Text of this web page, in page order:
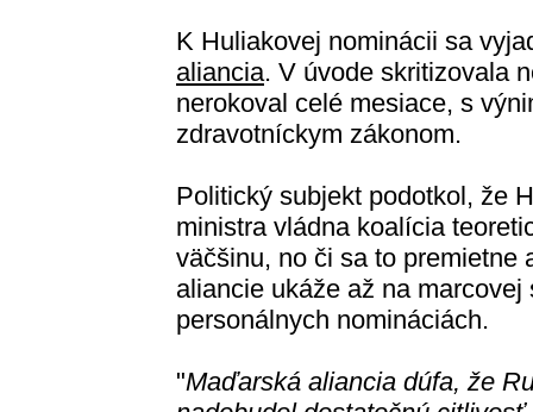
K Huliakovej nominácii sa
aliancia. V úvode skritizovala
nerokoval celé mesiace, s
zdravotníckym zákonom.
Politický subjekt podotkol, že
ministra vládna koalícia
väčšinu, no či sa to premietne
aliancie ukáže až na
personálnych nomináciách.
"Maďarská aliancia dúfa, že